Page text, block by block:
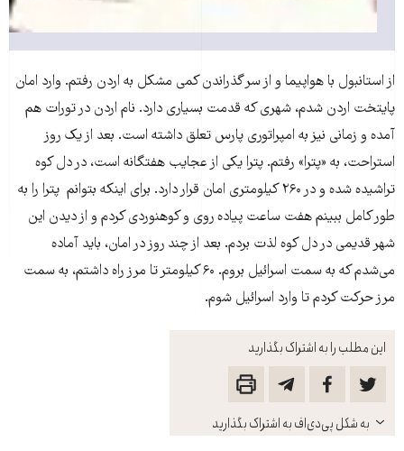
این مطلب را به اشتراک بگذارید
باز
کنید
به شکل پی‌دی‌اف به اشتراک بگذارید
از استانبول با هواپیما و از سر گذراندن کمی مشکل به اردن رفتم. وارد امان
پایتخت اردن شدم، شهری که قدمت بسیاری دارد. نام اردن در تورات هم
آمده و زمانی نیز به امپراتوری پارس تعلق داشته است. بعد از یک روز
استراحت، به «پترا» رفتم. پترا یکی از عجایب هفتگانه است، در دل کوه
تراشیده شده و در ۲۶۰ کیلومتری امان قرار دارد. برای اینکه بتوانم پترا را به
طور کامل ببینم هفت ساعت پیاده روی و کوهنوردی کردم و از دیدن این
شهر قدیمی در دل کوه لذت بردم. بعد از چند روز در امان، باید آماده
می‌شدم که به سمت اسرائیل بروم. ۶۰ کیلومتر تا مرز راه داشتم، به سمت
مرز حرکت کردم تا وارد اسرائیل شوم.